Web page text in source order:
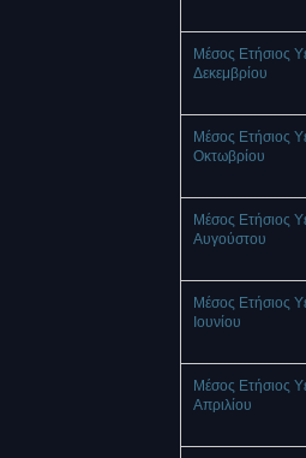
Μέσος Ετήσιος
Δεκεμβρίου
Μέσος Ετήσιος
Οκτωβρίου
Μέσος Ετήσιος
Αυγούστου
Μέσος Ετήσιος
Ιουνίου
Μέσος Ετήσιος
Απριλίου